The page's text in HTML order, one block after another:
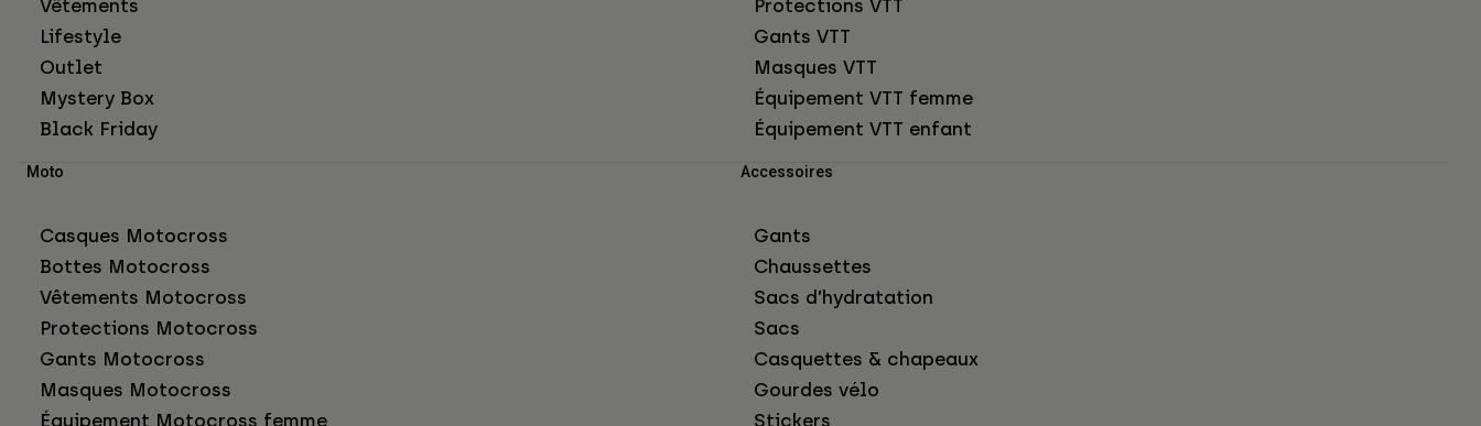
Vêtements
Lifestyle
Outlet
Mystery Box
Black Friday
Protections VTT
Gants VTT
Masques VTT
Équipement VTT femme
Équipement VTT enfant
Moto
Casques Motocross
Bottes Motocross
Vêtements Motocross
Protections Motocross
Gants Motocross
Masques Motocross
Équipement Motocross femme
Accessoires
Gants
Chaussettes
Sacs d’hydratation
Sacs
Casquettes & chapeaux
Gourdes vélo
Stickers